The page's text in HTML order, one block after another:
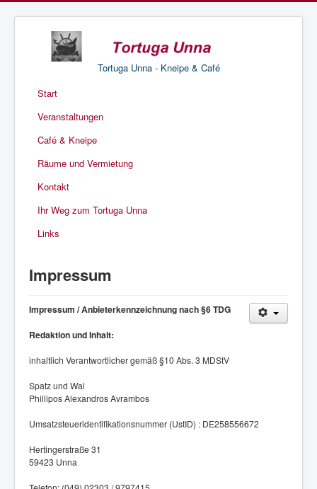
Tortuga Unna - Kneipe & Café
Start
Veranstaltungen
Café & Kneipe
Räume und Vermietung
Kontakt
Ihr Weg zum Tortuga Unna
Links
Impressum
Impressum / Anbieterkennzeichnung nach §6 TDG
Redaktion und Inhalt:
inhaltlich Verantwortlicher gemäß §10 Abs. 3 MDStV
Spatz und Wal
Phillipos Alexandros Avrambos
Umsatzsteueridentifikationsnummer (UstID) : DE258556672
Hertingerstraße 31
59423 Unna